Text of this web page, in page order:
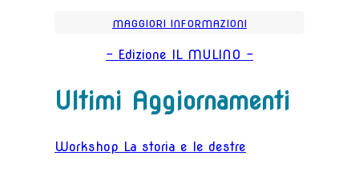
MAGGIORI INFORMAZIONI
- Edizione IL MULINO -
Ultimi Aggiornamenti
Workshop La storia e le destre